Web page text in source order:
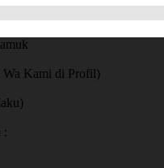
Kami di Profil)
: